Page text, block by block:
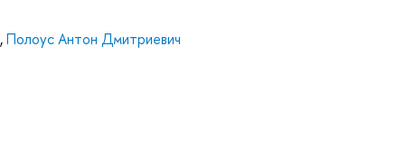
,Полоус Антон Дмитриевич